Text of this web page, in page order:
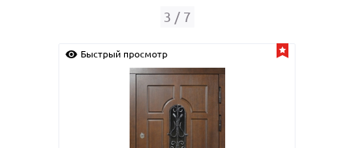
4 / 7
Быстрый просмотр